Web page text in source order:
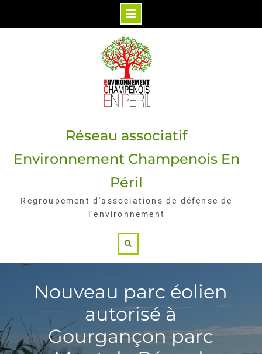
Réseau associatif
Environnement Champenois En
Péril
Regroupement d'associations de défense de
l'environnement
Nouveau parc éolien
autorisé à
Gourgançon parc